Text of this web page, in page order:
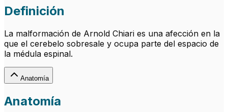
Definición
La malformación de Arnold Chiari es una afección en la
que el cerebelo sobresale y ocupa parte del espacio de
la médula espinal.
Anatomía
Anatomía